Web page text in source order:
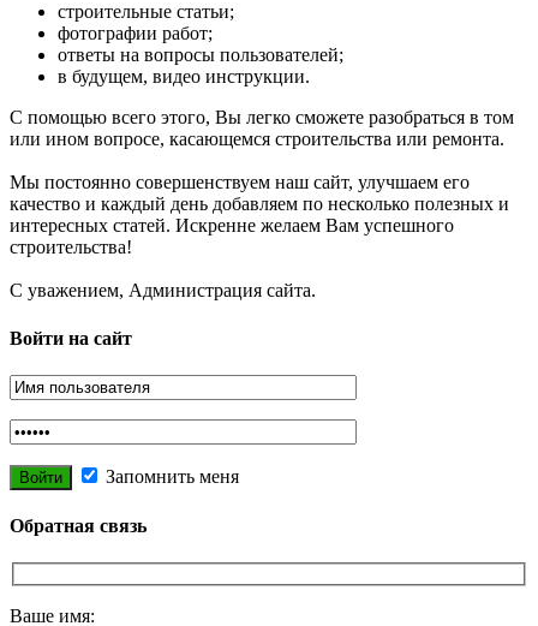
строительные статьи;
фотографии работ;
ответы на вопросы пользователей;
в будущем, видео инструкции.
С помощью всего этого, Вы легко сможете разобраться в том
или ином вопросе, касающемся строительства или ремонта.
Мы постоянно совершенствуем наш сайт, улучшаем его
качество и каждый день добавляем по несколько полезных и
интересных статей. Искренне желаем Вам успешного
строительства!
С уважением, Администрация сайта.
Войти на сайт
Запомнить меня
Обратная связь
Ваше имя: